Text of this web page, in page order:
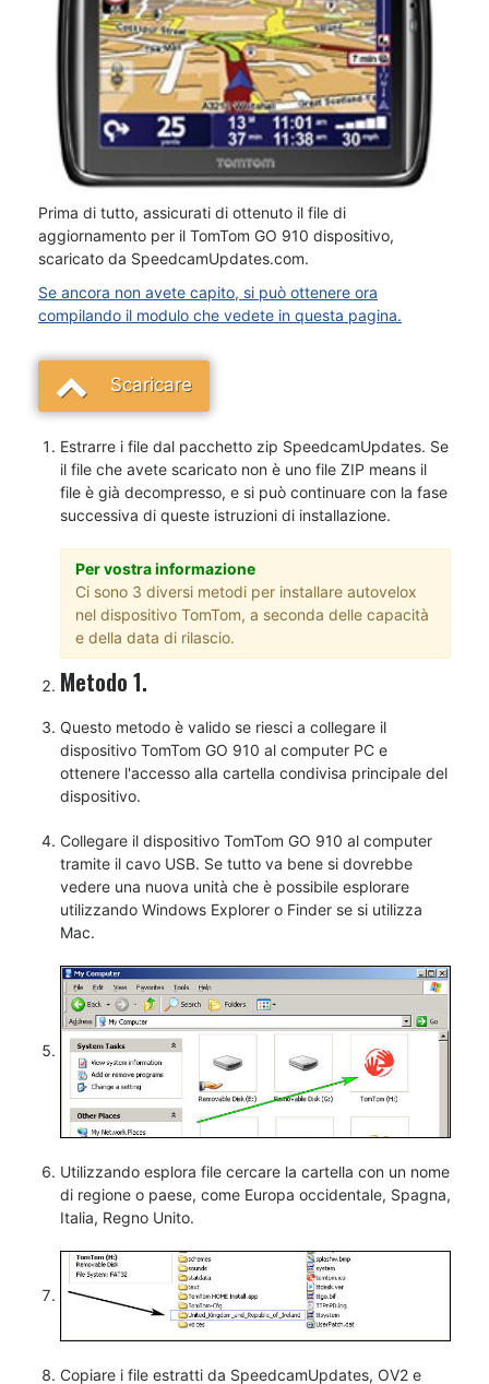
Prima di tutto, assicurati di ottenuto il file di
aggiornamento per il TomTom GO 910 dispositivo,
scaricato da SpeedcamUpdates.com.
Se ancora non avete capito, si può ottenere ora
compilando il modulo che vedete in questa pagina.
Scaricare
Estrarre i file dal pacchetto zip SpeedcamUpdates. Se
il file che avete scaricato non è uno file ZIP means il
file è già decompresso, e si può continuare con la fase
successiva di queste istruzioni di installazione.
Per vostra informazione
Ci sono 3 diversi metodi per installare autovelox
nel dispositivo TomTom, a seconda delle capacità
e della data di rilascio.
Metodo 1.
Questo metodo è valido se riesci a collegare il
dispositivo TomTom GO 910 al computer PC e
ottenere l'accesso alla cartella condivisa principale del
dispositivo.
Collegare il dispositivo TomTom GO 910 al computer
tramite il cavo USB. Se tutto va bene si dovrebbe
vedere una nuova unità che è possibile esplorare
utilizzando Windows Explorer o Finder se si utilizza
Mac.
Utilizzando esplora file cercare la cartella con un nome
di regione o paese, come Europa occidentale, Spagna,
Italia, Regno Unito.
Copiare i file estratti da SpeedcamUpdates, OV2 e